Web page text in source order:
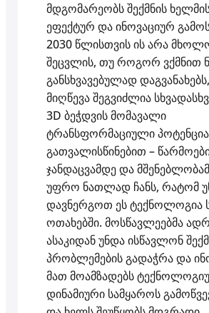
მდგომარეობს შექმნის
ეფექტურ და ინოვაციურ
2030 წლისთვის ის არა
შეცვლის, თუ როგორ ვქმნით
განსხვავებულად
მიღწევა შეგვიძლია
3D ბეჭდვის მომავალი
ტრანსფორმაციული
გათვალისწინებით –
ჯანდაცვამდე და
უფრო ნათლად ჩანს, რატომ
დავნერგოთ ეს ტექნოლოგია
ოთახებში. მოსწავლეებმა
ასაკიდან უნდა ისწავლონ
პრობლემების გადაჭრა და
მათ მოამზადებს
დინამიური სამყაროს